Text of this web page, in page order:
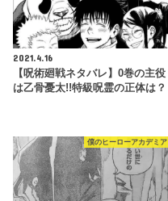
2021.4.16
【呪術廻戦ネタバレ】0巻の主役
は乙骨憂太!!特級呪霊の正体は？
僕のヒーローアカデミア